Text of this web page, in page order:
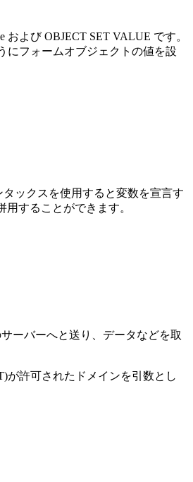
およびOBJECT SET VALUE です。
にフォームオブジェクトの値を設
ックスを使用すると変数を宣言す
することができます。
ーバーへと送り、データなどを取
が許可されたドメインを引数とし